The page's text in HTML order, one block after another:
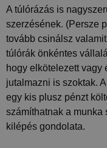
A túlórázás is
szerzésének. (Persze
tovább csinálsz
túlórák önkéntes
hogy elkötelezett vagy
jutalmazni is szoktak.
egy kis plusz pénzt
számíthatnak a munka
kilépés gondolata.
A
nyomon
használják a
nem